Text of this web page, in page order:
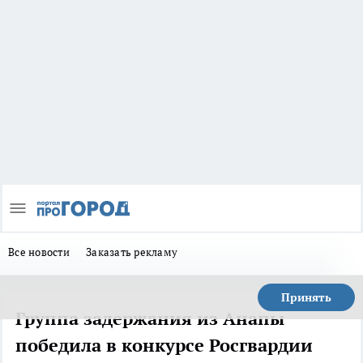
Все новости Заказать рекламу
Принять
Группа задержания из Анапы
победила в конкурсе Росгвардии